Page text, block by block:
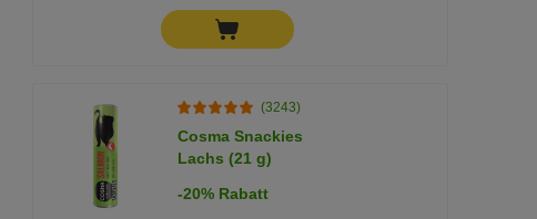
(3243)
Cosma Snackies
Lachs (21 g)
-20% Rabatt